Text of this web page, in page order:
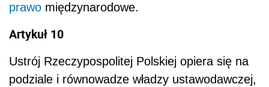
prawo międzynarodowe.
Artykuł 10
Ustrój Rzeczypospolitej Polskiej opiera się na
podziale i równowadze władzy ustawodawczej,